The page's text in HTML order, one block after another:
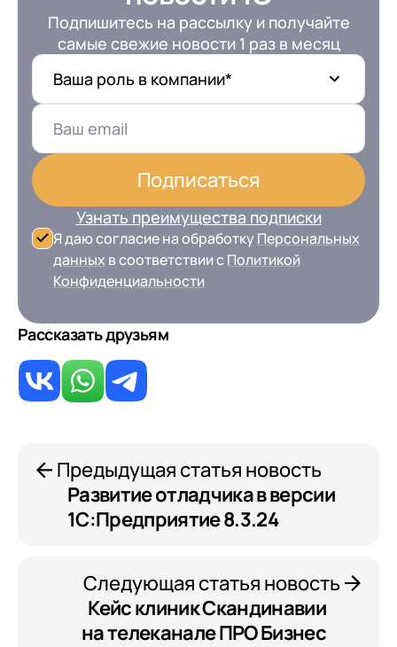
Подпишитесь на рассылку и получайте
самые свежие новости 1 раз в месяц
Ваша роль в компании*
Подписаться
Узнать преимущества подписки
Я даю согласие на обработку Персональных
данных в соответствии сПолитикой
Конфиденциальности
Рассказать друзьям
Предыдущая статья новость
Развитие отладчика в версии
1С:Предприятие 8.3.24
Следующая статья новость
Кейс клиник Скандинавии
на телеканале ПРО Бизнес